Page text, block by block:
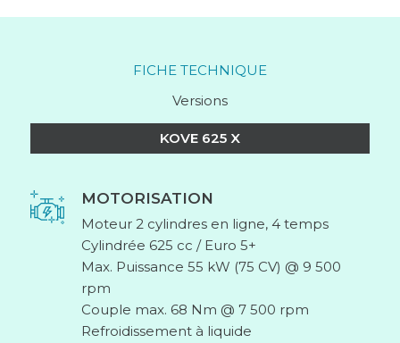
FICHE TECHNIQUE
Versions
KOVE 625 X
MOTORISATION
Moteur 2 cylindres en ligne, 4 temps
Cylindrée 625 cc / Euro 5+
Max. Puissance 55 kW (75 CV) @ 9 500
rpm
Couple max. 68 Nm @ 7 500 rpm
Refroidissement à liquide